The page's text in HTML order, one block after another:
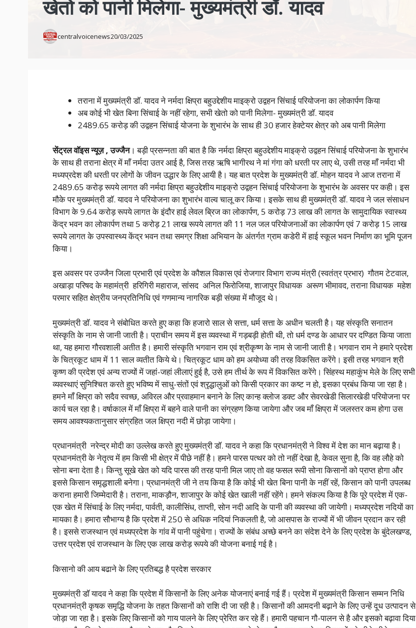
खेतो को पानी मिलेगा- मुख्यमंत्री डॉ. यादव
centralvoicenews20/03/2025
तराना में मुख्यमंत्री डॉ. यादव ने नर्मदा क्षिप्रा बहुउद्देशीय माइक्रो उद्वहन सिंचाई परियोजना का लोकार्पण किया
अब कोई भी खेत बिना सिंचाई के नहीं रहेगा, सभी खेतो को पानी मिलेगा- मुख्यमंत्री डॉ. यादव
2489.65 करोड़ की उद्वहन सिंचाई योजना के शुभारंभ के साथ ही 30 हजार हेक्टेयर क्षेत्र को अब पानी मिलेगा
सेंट्रल वॉइस न्यूज़ , उज्जैन। बड़ी प्रसन्नता की बात है कि नर्मदा क्षिप्रा बहुउद्देशीय माइक्रो उद्वहन सिंचाई परियोजना के शुभारंभ
के साथ ही तराना क्षेत्र में माँ नर्मदा उतर आई है, जिस तरह ऋषि भागीरथ ने मां गंगा को धरती पर लाए थे, उसी तरह माँ नर्मदा भी
मध्यप्रदेश की धरती पर लोगों के जीवन उद्धार के लिए आयी है। यह बात प्रदेश के मुख्यमंत्री डॉ. मोहन यादव ने आज तराना में
2489.65 करोड़ रूपये लागत की नर्मदा क्षिप्रा बहुउद्देशीय माइक्रो उद्वहन सिंचाई परियोजना के शुभारंभ के अवसर पर कही। इस
मौके पर मुख्यमंत्री डॉ. यादव ने परियोजना का शुभारंभ वाल्व चालू कर किया। इसके साथ ही मुख्यमंत्री डॉ. यादव ने जल संसाधन
विभाग के 9.64 करोड़ रूपये लागत के इंदौर हाई लेवल ब्रिज का लोकार्पण, 5 करोड़ 73 लाख की लागत के सामुदायिक स्वास्थ्य
केंद्र भवन का लोकार्पण तथा 5 करोड़ 21 लाख रूपये लागत की 11 नल जल परियोजनाओं का लोकार्पण एवं 7 करोड़ 15 लाख
रूपये लागत के उपस्वास्थ्य केंद्र भवन तथा समग्र शिक्षा अभियान के अंतर्गत ग्राम कडेरी में हाई स्कूल भवन निर्माण का भूमि पूजन
किया।
इस अवसर पर उज्जैन जिला प्रभारी एवं प्रदेश के कौशल विकास एवं रोजगार विभाग राज्य मंत्री (स्वतंत्र प्रभार) गौतम टेटवाल,
अखाड़ा परिषद के महामंत्री हरिगिरी महाराज, सांसद अनिल फिरोजिया, शाजापुर विधायक अरूण भीमावद, तराना विधायक महेश
परमार सहित क्षेत्रीय जनप्रतिनिधि एवं गणमान्य नागरिक बड़ी संख्या में मौजूद थे।
मुख्यमंत्री डॉ. यादव ने संबोधित करते हुए कहा कि हजारो साल से सत्ता, धर्म सत्ता के अधीन चलती है। यह संस्कृति सनातन
संस्कृति के नाम से जानी जाती है। प्राचीन समय में इस व्यवस्था में गड़बड़ी होती थी, तो धर्म दण्ड के आधार पर दण्डित किया जाता
था, यह हमारा गौरवशाली अतीत है। हमारी संस्कृति भगवान राम एवं श्रीकृष्ण के नाम से जानी जाती है। भगवान राम ने हमारे प्रदेश
के चित्रकूट धाम में 11 साल व्यतीत किये थे। चित्रकूट धाम को हम अयोध्या की तरह विकसित करेंगे। इसी तरह भगवान श्री
कृष्ण की प्रदेश एवं अन्य राज्यों में जहां-जहां लीलाएं हुई है, उसे हम तीर्थ के रूप में विकसित करेंगे। सिंहस्थ महाकुंभ मेले के लिए सभी
व्यवस्थाएं सुनिश्चित करते हुए भविष्य में साधु-संतों एवं श्रृद्धालुओं को किसी प्रकार का कष्ट न हो, इसका प्रबंध किया जा रहा है।
हमने माँ क्षिप्रा को सदैव स्वच्छ, अविरल और प्रवाहमान बनाने के लिए कान्ह क्लोज डक्ट और सेवरखेडी सिलारखेडी परियोजना पर
कार्य चल रहा है। वर्षाकाल में माँ क्षिप्रा में बहने वाले पानी का संग्रहण किया जायेगा और जब माँ क्षिप्रा में जलस्तर कम होगा उस
समय आवश्यकतानुसार संग्रहित जल क्षिप्रा नदी में छोड़ा जायेगा।
प्रधानमंत्री नरेन्द्र मोदी का उल्लेख करते हुए मुख्यमंत्री डॉ. यादव ने कहा कि प्रधानमंत्री ने विश्व में देश का मान बढ़ाया है।
प्रधानमंत्री के नेतृत्व में हम किसी भी क्षेत्र में पीछे नहीं है। हमने पारस पत्थर को तो नहीं देखा है, केवल सुना है, कि वह लौहे को
सोना बना देता है। किन्तु सूखे खेत को यदि पारस की तरह पानी मिल जाए तो वह फसल रूपी सोना किसानों को प्राप्त होगा और
इससे किसान समृद्धशाली बनेगा। प्रधानमंत्री जी ने तय किया है कि कोई भी खेत बिना पानी के नहीं रहें, किसान को पानी उपलब्ध
कराना हमारी जिम्मेदारी है। तराना, माकड़ौन, शाजापुर के कोई खेत खाली नहीं रहेंगे। हमने संकल्प किया है कि पूरे प्रदेश में एक-
एक खेत में सिंचाई के लिए नर्मदा, पार्वती, कालीसिंध, ताप्ती, सोन नदी आदि के पानी की व्यवस्था की जायेगी। मध्यप्रदेश नदियों का
मायका है। हमारा सौभाग्य है कि प्रदेश में 250 से अधिक नदियां निकलती है, जो आसपास के राज्यों में भी जीवन प्रदान कर रही
है। इससे राजस्थान एवं मध्यप्रदेश के गांव में पानी पहुंचेगा। राज्यों के संबंध अच्छे बनने का संदेश देने के लिए प्रदेश के बुंदेलखण्ड,
उत्तर प्रदेश एवं राजस्थान के लिए एक लाख करोड़ रूपये की योजना बनाई गई है।
किसानो क‍ी आय बढाने के लिए प्रतिबद्ध है प्रदेश सरकार
मुख्यमंत्री डॉ यादव ने कहा कि प्रदेश में किसानों के लिए अनेक योजनाएं बनाई गई हैं। प्रदेश में मुख्यमंत्री किसान सम्मन निधि
प्रधानमंत्री कृषक समृद्धि योजना के तहत किसानों को राशि दी जा रही है। किसानों की आमदनी बढ़ाने के लिए उन्हें दूध उत्पादन से
जोड़ा जा रहा है। इसके लिए किसानों को गाय पालने के लिए प्रेरित कर रहे हैं। हमारी पहचान गौ-पालन से है और इसको बढ़ावा दिया